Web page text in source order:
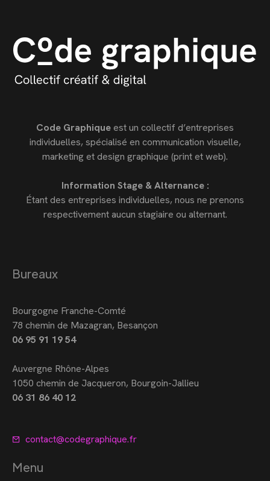
Code Graphiqueest un collectif d’entreprises
individuelles, spécialisé en communication visuelle,
marketing et design graphique (print et web).
Information Stage & Alternance :
Étant des entreprises individuelles, nous ne prenons
respectivement aucun stagiaire ou alternant.
Bureaux
Bourgogne Franche-Comté
78 chemin de Mazagran, Besançon
06 95 91 19 54
Auvergne Rhône-Alpes
1050 chemin de Jacqueron, Bourgoin-Jallieu
06 31 86 40 12
contact@codegraphique.fr
Menu